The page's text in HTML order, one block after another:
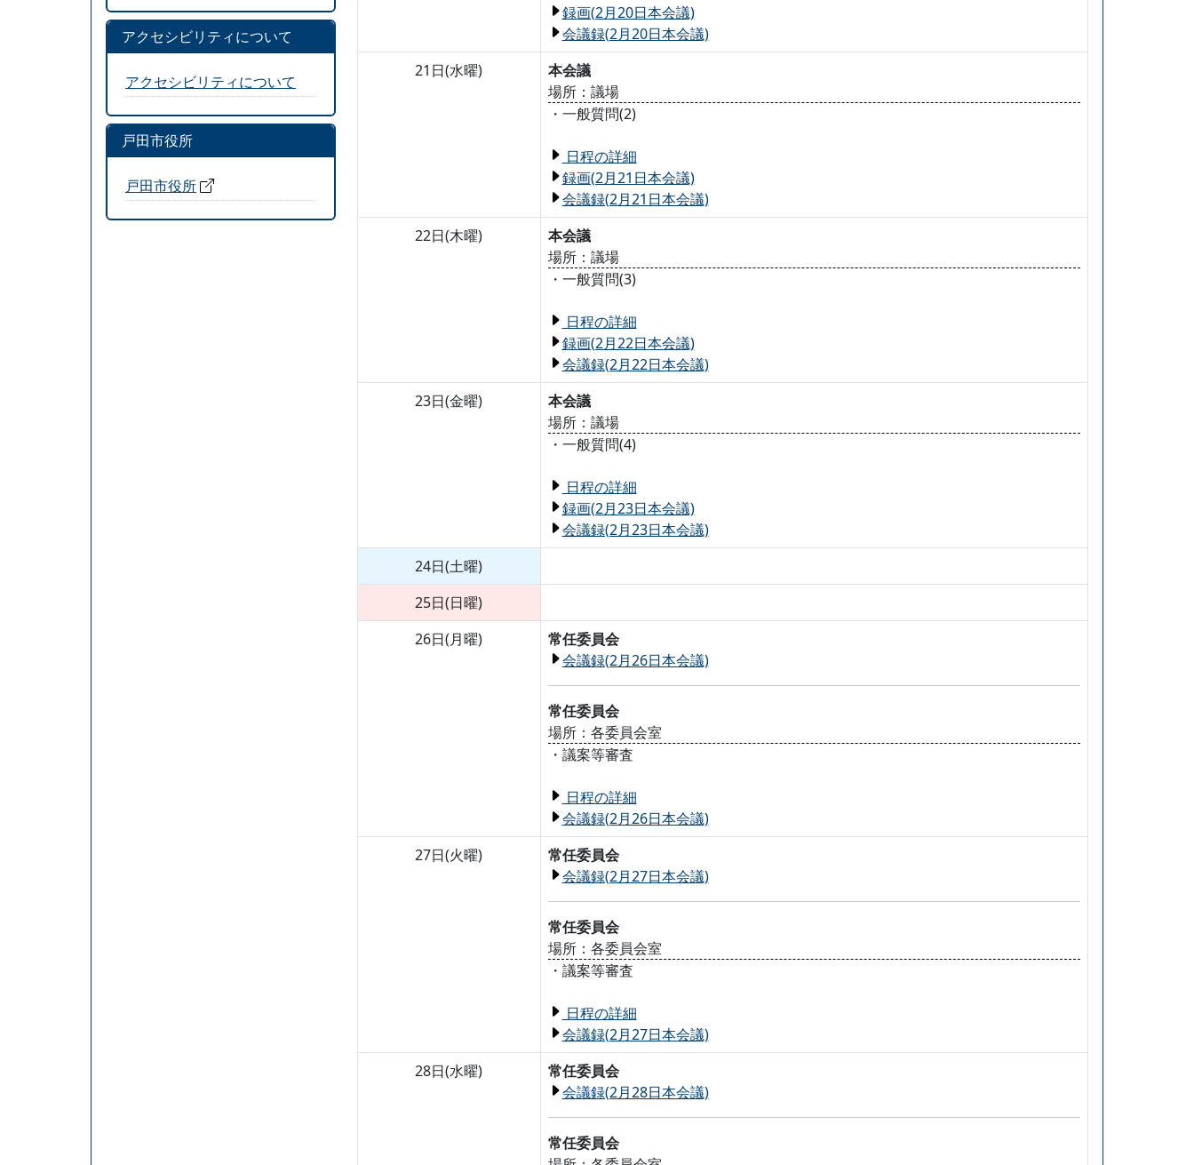
録画(2月20日本会議)
会議録(2月20日本会議)
21日(水曜)
本会議
場所：議場
・一般質問(2)
日程の詳細
録画(2月21日本会議)
会議録(2月21日本会議)
22日(木曜)
本会議
場所：議場
・一般質問(3)
日程の詳細
録画(2月22日本会議)
会議録(2月22日本会議)
23日(金曜)
本会議
場所：議場
・一般質問(4)
日程の詳細
録画(2月23日本会議)
会議録(2月23日本会議)
24日(土曜)
25日(日曜)
26日(月曜)
常任委員会
会議録(2月26日本会議)
常任委員会
場所：各委員会室
・議案等審査
日程の詳細
会議録(2月26日本会議)
27日(火曜)
常任委員会
会議録(2月27日本会議)
常任委員会
場所：各委員会室
・議案等審査
日程の詳細
会議録(2月27日本会議)
28日(水曜)
常任委員会
会議録(2月28日本会議)
常任委員会
アクセシビリティについて
アクセシビリティについて
戸田市役所
戸田市役所